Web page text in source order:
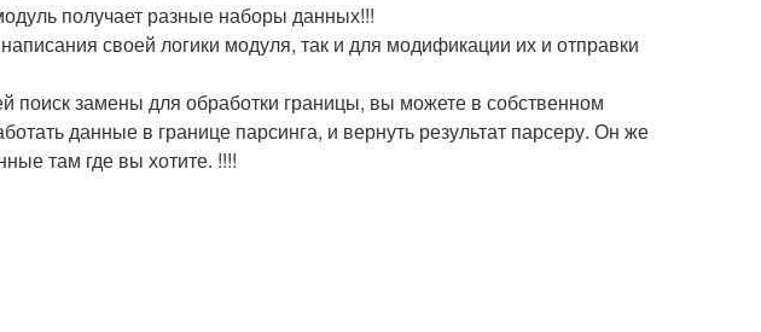
получает разные наборы данных!!!
своей логики модуля, так и для модификации их и отправки
поиск замены для обработки границы, вы можете в собственном
данные в границе парсинга, и вернуть результат парсеру. Он же
там где вы хотите. !!!!